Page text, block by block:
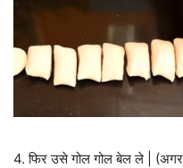
4. फिर उसे गोल गोल बेल ले | (अगर